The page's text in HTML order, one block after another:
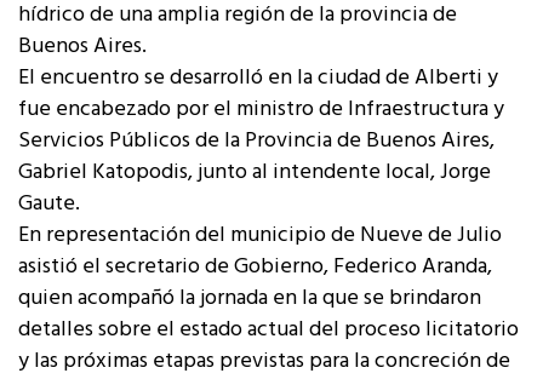
hídrico de una amplia región de la provincia de
Buenos Aires.
El encuentro se desarrolló en la ciudad de Alberti y
fue encabezado por el ministro de Infraestructura y
Servicios Públicos de la Provincia de Buenos Aires,
Gabriel Katopodis, junto al intendente local, Jorge
Gaute.
En representación del municipio de Nueve de Julio
asistió el secretario de Gobierno, Federico Aranda,
quien acompañó la jornada en la que se brindaron
detalles sobre el estado actual del proceso licitatorio
y las próximas etapas previstas para la concreción de